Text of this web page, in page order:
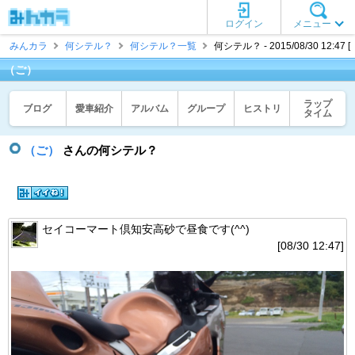
メニュー
ログイン
みんカラ
何シテル？ 何シテル？一覧 何シテル？ - 2015/08/30 12:47 [
（ご）
ブログ 愛車紹介 アルバム グループ ヒストリ
ラップ
タイム
（ご） さんの何シテル？
セイコーマート倶知安高砂で昼食です(^^)
[08/30 12:47]